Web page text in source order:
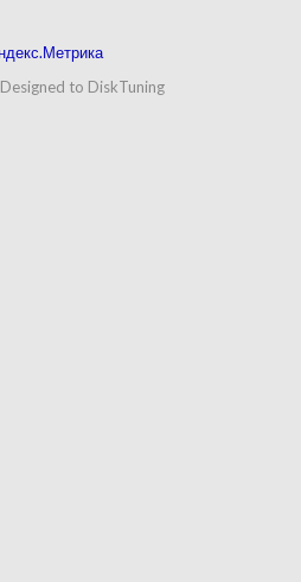
Designed to DiskTuning